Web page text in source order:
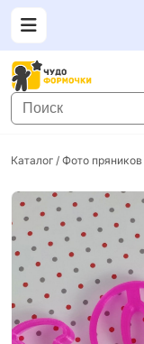
Каталог / Фото пряников